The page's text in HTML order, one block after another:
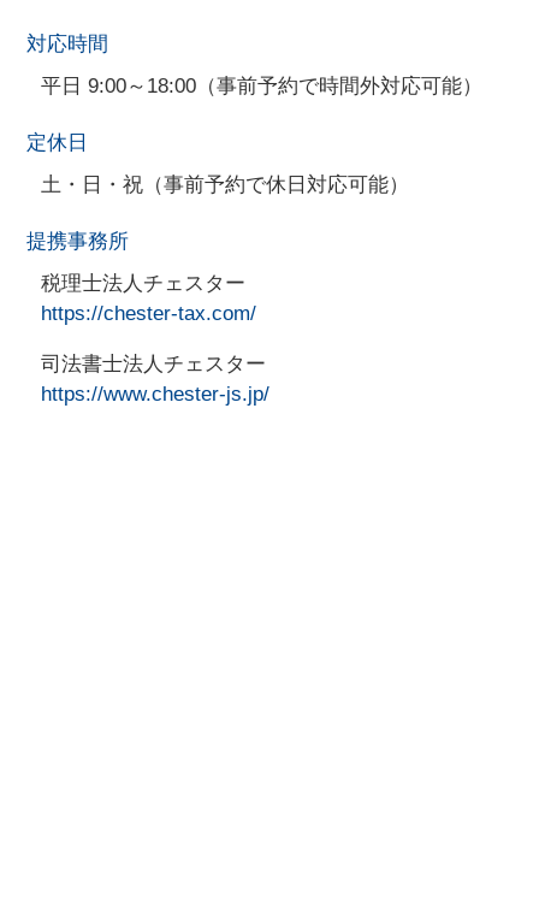
対応時間
平日 9:00～18:00（事前予約で時間外対応可能）
定休日
土・日・祝（事前予約で休日対応可能）
提携事務所
税理士法人チェスター
https://chester-tax.com/
司法書士法人チェスター
https://www.chester-js.jp/